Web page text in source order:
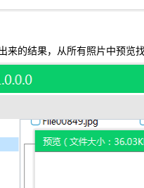
来的结果，从所有照片中预览